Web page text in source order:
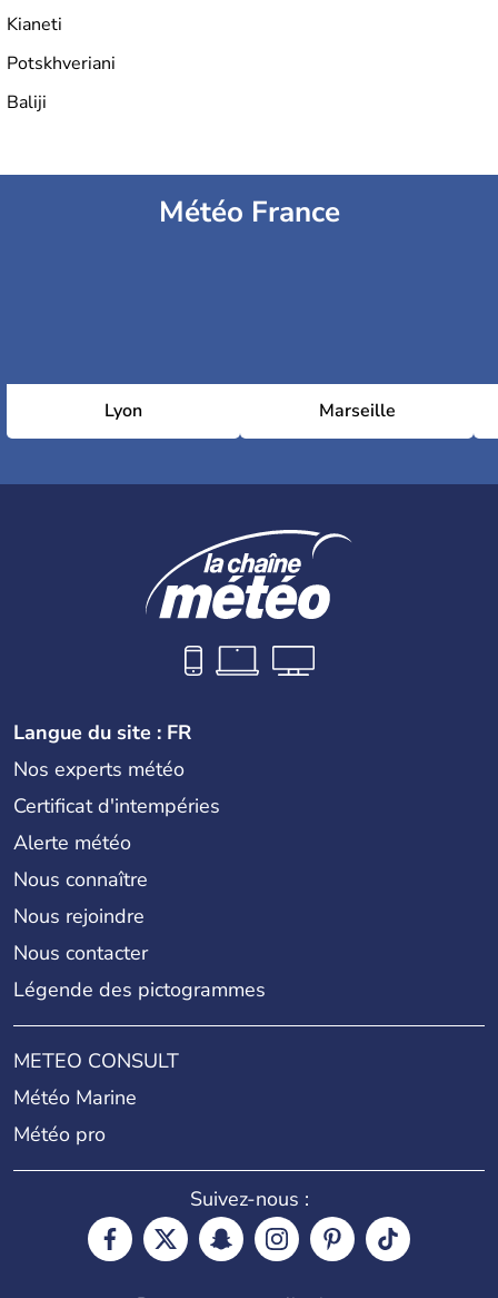
Kianeti
Potskhveriani
Baliji
Météo France
Lyon Marseille
Langue du site : FR
Nos experts météo
Certificat d'intempéries
Alerte météo
Nous connaître
Nous rejoindre
Nous contacter
Légende des pictogrammes
METEO CONSULT
Météo Marine
Météo pro
Suivez-nous :